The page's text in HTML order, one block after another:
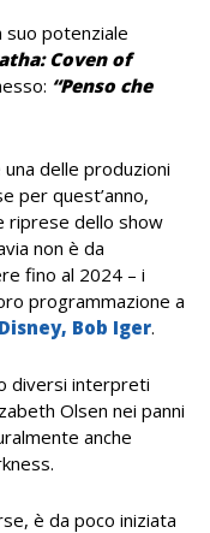
suo potenziale
Coven of
“Penso che
una delle produzioni
per quest’anno,
riprese dello show
non è da
fino al 2024 – i
programmazione a
Bob Iger.
diversi interpreti
Olsen nei panni
anche
è da poco iniziata